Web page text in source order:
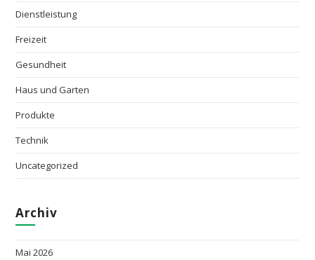
Dienstleistung
Freizeit
Gesundheit
Haus und Garten
Produkte
Technik
Uncategorized
Archiv
Mai 2026